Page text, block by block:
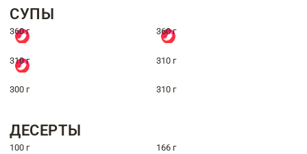
СУПЫ
360 г 360 г
310 г 310 г
300 г 310 г
ДЕСЕРТЫ
100 г 166 г